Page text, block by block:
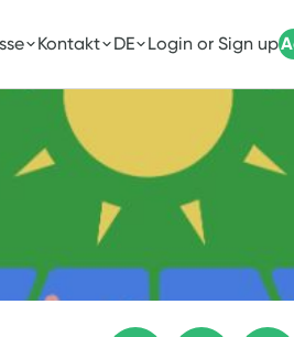
Kontakt DE Login or Sign up